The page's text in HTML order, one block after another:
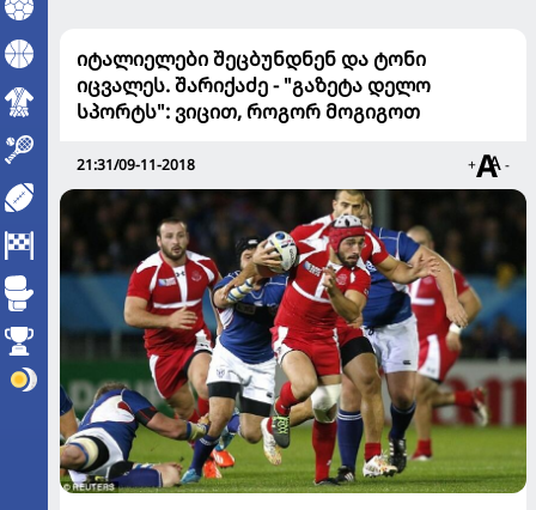
იტალიელები შეცბუნდნენ და ტონი
იცვალეს. შარიქაძე - "გაზეტა დელო
სპორტს": ვიცით, როგორ მოგიგოთ
21:31/09-11-2018 + -